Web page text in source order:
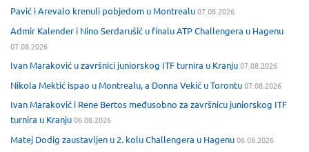
Pavić i Arevalo krenuli pobjedom u Montrealu07.08.2026
Admir Kalender i Nino Serdarušić u finalu ATP Challengera u Hagenu
07.08.2026
Ivan Maraković u završnici juniorskog ITF turnira u Kranju07.08.2026
Nikola Mektić ispao u Montrealu, a Donna Vekić u Torontu07.08.2026
Ivan Maraković i Rene Bertos međusobno za završnicu juniorskog ITF
turnira u Kranju06.08.2026
Matej Dodig zaustavljen u 2. kolu Challengera u Hagenu06.08.2026